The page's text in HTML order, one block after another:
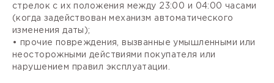
стрелок с их положения между 23:00 и 04:00 часами
(когда задействован механизм автоматического
изменения даты);
• прочие повреждения, вызванные умышленными или
неосторожными действиями покупателя или
нарушением правил эксплуатации.